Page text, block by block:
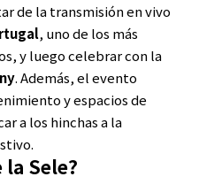
de la transmisión en vivo
, uno de los más
y luego celebrar con la
. Además, el evento
y espacios de
a los hinchas a la
la Sele?